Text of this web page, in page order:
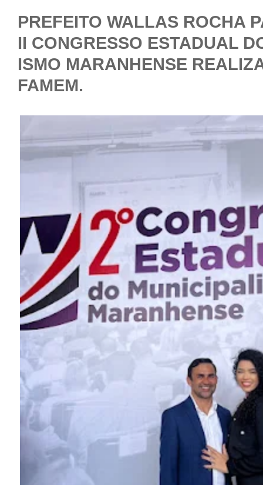
PREFEITO WALLAS ROCHA
II CONGRESSO ESTADUAL
ISMO MARANHENSE
FAMEM.